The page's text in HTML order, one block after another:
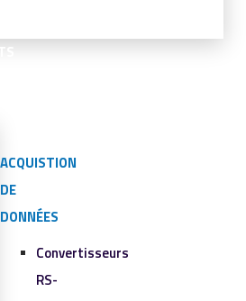
ACQUISTION
DE
DONNÉES
Convertisseurs
RS-